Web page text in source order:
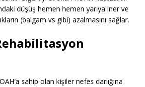
düşüş hemen hemen yarıya iner ve
(balgam vs gibi) azalmasını sağlar.
sahip olan kişiler nefes darlığına